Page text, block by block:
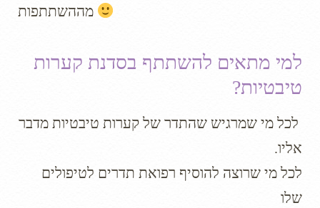
למי מתאים להשתתף בסדנת קערות
טיבטיות?
לכל מי שמרגיש שהתדר של קערות טיבטיות מדבר
אליו.
לכל מי שרוצה להוסיף רפואת תדרים לטיפולים
שלו